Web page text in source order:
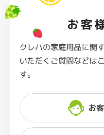
お客
クレハの家庭用品に関
いただくご質問などは
す。
お